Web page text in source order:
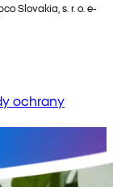
Slovakia, s. r. o. e-
ochrany